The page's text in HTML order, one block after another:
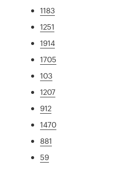
1183
1251
1914
1705
103
1207
912
1470
881
59